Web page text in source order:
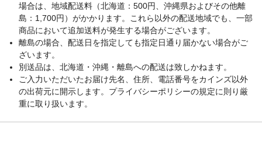
場合は、地域配送料（北海道：500円、沖縄県およびその他離
島：1,700円）がかかります。これら以外の配送地域でも、一部
商品において追加送料が発生する場合がございます。
離島の場合、配送日を指定しても指定日通り届かない場合がご
ざいます。
別送品は、北海道・沖縄・離島への配送は致しかねます。
ご入力いただいたお届け先名、住所、電話番号をカインズ以外
の出荷元に開示します。プライバシーポリシーの規定に則り厳
重に取り扱います。